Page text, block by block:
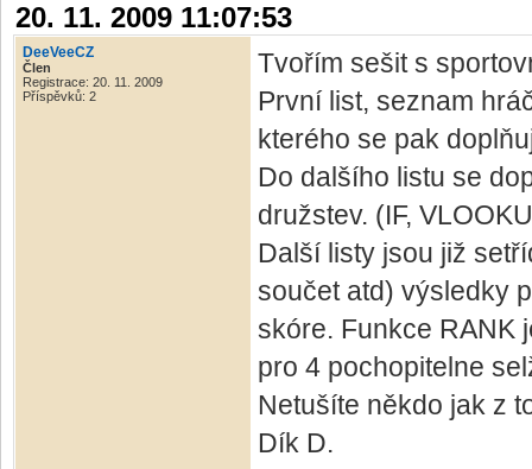
20. 11. 2009 11:07:53
DeeVeeCZ
Člen
Registrace: 20. 11. 2009
Příspěvků: 2
Tvořím sešit s
První list, seznam
kterého se pak
Do dalšího listu se
družstev. (IF,
Další listy jsou již
součet atd) výsledky
skóre. Funkce RANK
pro 4 pochopitelne
Netušíte někdo jak z
Dík D.